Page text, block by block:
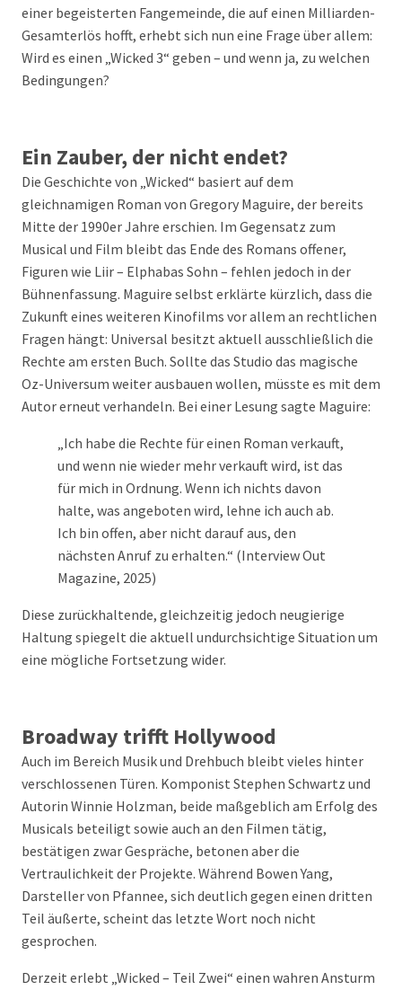
einer begeisterten Fangemeinde, die auf einen Milliarden-
Gesamterlös hofft, erhebt sich nun eine Frage über allem:
Wird es einen „Wicked 3“ geben – und wenn ja, zu welchen
Bedingungen?
Ein Zauber, der nicht endet?
Die Geschichte von „Wicked“ basiert auf dem
gleichnamigen Roman von Gregory Maguire, der bereits
Mitte der 1990er Jahre erschien. Im Gegensatz zum
Musical und Film bleibt das Ende des Romans offener,
Figuren wie Liir – Elphabas Sohn – fehlen jedoch in der
Bühnenfassung. Maguire selbst erklärte kürzlich, dass die
Zukunft eines weiteren Kinofilms vor allem an rechtlichen
Fragen hängt: Universal besitzt aktuell ausschließlich die
Rechte am ersten Buch. Sollte das Studio das magische
Oz-Universum weiter ausbauen wollen, müsste es mit dem
Autor erneut verhandeln. Bei einer Lesung sagte Maguire:
„Ich habe die Rechte für einen Roman verkauft,
und wenn nie wieder mehr verkauft wird, ist das
für mich in Ordnung. Wenn ich nichts davon
halte, was angeboten wird, lehne ich auch ab.
Ich bin offen, aber nicht darauf aus, den
nächsten Anruf zu erhalten.“ (Interview Out
Magazine, 2025)
Diese zurückhaltende, gleichzeitig jedoch neugierige
Haltung spiegelt die aktuell undurchsichtige Situation um
eine mögliche Fortsetzung wider.
Broadway trifft Hollywood
Auch im Bereich Musik und Drehbuch bleibt vieles hinter
verschlossenen Türen. Komponist Stephen Schwartz und
Autorin Winnie Holzman, beide maßgeblich am Erfolg des
Musicals beteiligt sowie auch an den Filmen tätig,
bestätigen zwar Gespräche, betonen aber die
Vertraulichkeit der Projekte. Während Bowen Yang,
Darsteller von Pfannee, sich deutlich gegen einen dritten
Teil äußerte, scheint das letzte Wort noch nicht
gesprochen.
Derzeit erlebt „Wicked – Teil Zwei“ einen wahren Ansturm